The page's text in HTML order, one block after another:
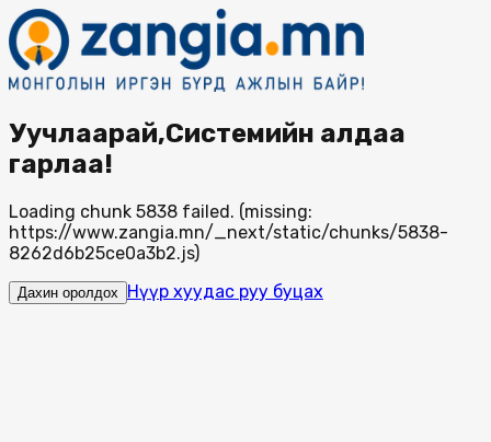
Уучлаарай,Системийн алдаа
гарлаа!
Loading chunk 5838 failed. (missing:
https://www.zangia.mn/_next/static/chunks/5838-
8262d6b25ce0a3b2.js)
Дахин оролдох Нүүр хуудас руу буцах